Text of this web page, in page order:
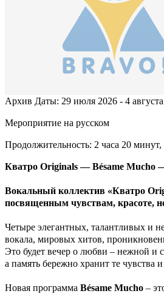
Архив Даты: 29 июля 2026 - 4
Мероприятие на русском
Продолжительность: 2 часа 20 минут,
Кватро Originals — Bésame Mucho
Вокальный коллектив «Кватро
посвященным чувствам, красоте,
Четыре элегантных, талантливых и
вокала, мировых хитов,
Это будет вечер о любви – нежной и
а память бережно хранит те
Новая программа Bésame Mucho –